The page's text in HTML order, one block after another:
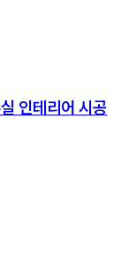
인테리어 시공